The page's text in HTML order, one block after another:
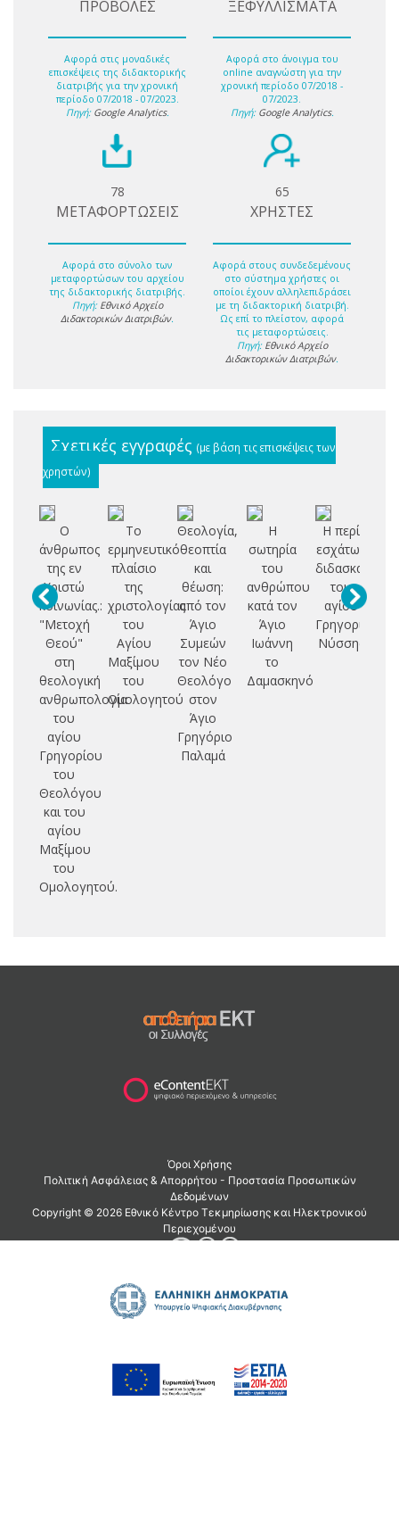
ΠΡΟΒΟΛΕΣ
Αφορά στις μοναδικές
επισκέψεις της διδακτορικής
διατριβής για την χρονική
περίοδο 07/2018 - 07/2023.
Πηγή: Google Analytics.
ΞΕΦΥΛΛΙΣΜΑΤΑ
Αφορά στο άνοιγμα του
online αναγνώστη για την
χρονική περίοδο 07/2018 -
07/2023.
Πηγή: Google Analytics.
78
ΜΕΤΑΦΟΡΤΩΣΕΙΣ
Αφορά στο σύνολο των
μεταφορτώσων του αρχείου
της διδακτορικής διατριβής.
Πηγή: Εθνικό Αρχείο
Διδακτορικών Διατριβών.
65
ΧΡΗΣΤΕΣ
Αφορά στους συνδεδεμένους
στο σύστημα χρήστες οι
οποίοι έχουν αλληλεπιδράσει
με τη διδακτορική διατριβή.
Ως επί το πλείστον, αφορά
τις μεταφορτώσεις.
Πηγή: Εθνικό Αρχείο
Διδακτορικών Διατριβών.
Σχετικές εγγραφές (με βάση τις επισκέψεις των
χρηστών)
Ο
άνθρωπος
της εν
Χριστώ
κοινωνίας.:
"Μετοχή
Θεού"
στη
θεολογική
ανθρωπολογία
του
αγίου
Γρηγορίου
του
Θεολόγου
και του
αγίου
Μαξίμου
του
Ομολογητού.
Το
ερμηνευτικό
πλαίσιο
της
χριστολογίας
του
Αγίου
Μαξίμου
του
Ομολογητού
Θεολογία,
θεοπτία
και
θέωση:
από τον
Άγιο
Συμεών
τον Νέο
Θεολόγο
στον
Άγιο
Γρηγόριο
Παλαμά
Η
σωτηρία
του
ανθρώπου
κατά τον
Άγιο
Ιωάννη
το
Δαμασκηνό
Η περί
εσχάτων
διδασκαλία
του
αγίου
Γρηγορίου
Νύσσης